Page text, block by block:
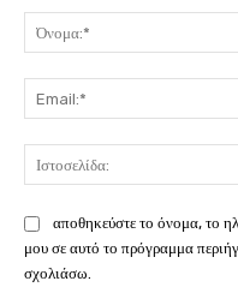
αποθηκεύστε το όνομα, το
μου σε αυτό το πρόγραμμα
σχολιάσω.